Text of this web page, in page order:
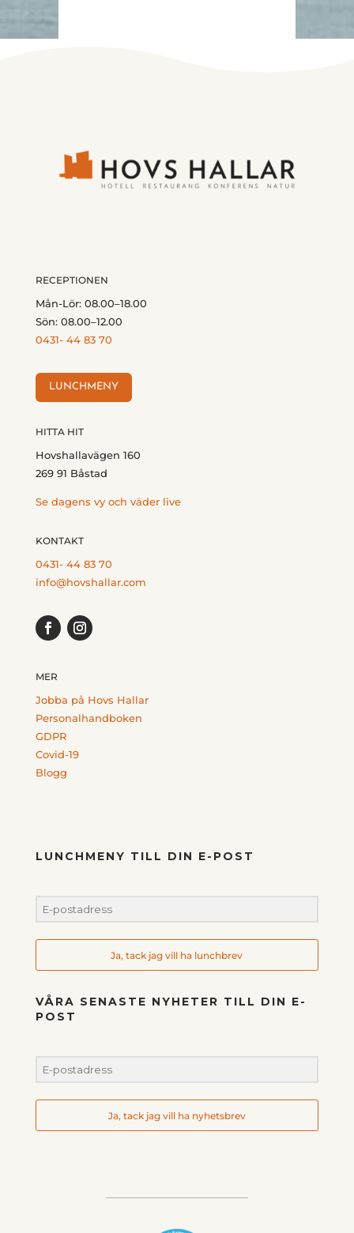
RECEPTIONEN
Mån-Lör: 08.00–18.00
Sön: 08.00–12.00
0431- 44 83 70
LUNCHMENY
HITTA HIT
Hovshallavägen 160
269 91 Båstad
Se dagens vy och väder live
KONTAKT
0431- 44 83 70
info@hovshallar.com
MER
Jobba på Hovs Hallar
Personalhandboken
GDPR
Covid-19
Blogg
LUNCHMENY TILL DIN E-POST
Ja, tack jag vill ha lunchbrev
VÅRA SENASTE NYHETER TILL DIN E-
POST
Ja, tack jag vill ha nyhetsbrev